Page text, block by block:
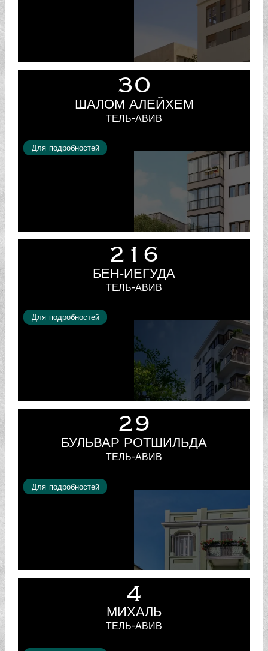
30
ШАЛОМ АЛЕЙХЕМ
ТЕЛЬ-АВИВ
Для подробностей
216
БЕН-ИЕГУДА
ТЕЛЬ-АВИВ
Для подробностей
29
БУЛЬВАР РОТШИЛЬДА
ТЕЛЬ-АВИВ
Для подробностей
4
МИХАЛЬ
ТЕЛЬ-АВИВ